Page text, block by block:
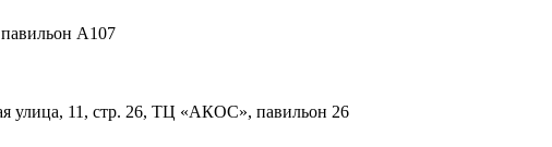
А107
улица, 11, стр. 26, ТЦ «АКОС», павильон 26